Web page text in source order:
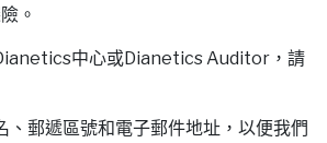
。
中心或Dianetics Auditor，請
、郵遞區號和電子郵件地址，以便我們